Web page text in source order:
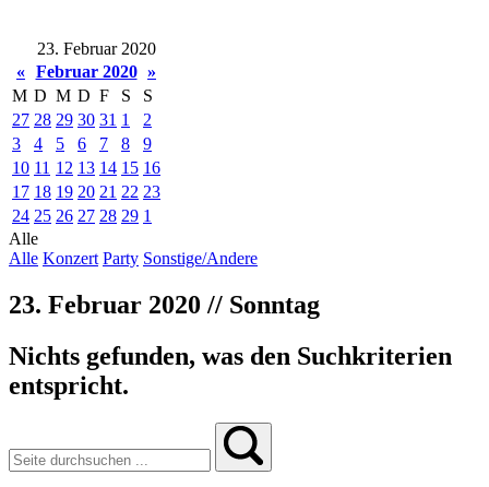
23. Februar 2020
« Februar 2020 »
M D M D F S
S
27 28 29 30 31 1
2
3
4 5 6 7 8
9
10 11 12 13 14 15 16
17 18 19 20 21 22 23
24 25 26 27 28 29 1
Alle
Alle Konzert Party Sonstige/Andere
23. Februar 2020 // Sonntag
Nichts gefunden, was den Suchkriterien
entspricht.